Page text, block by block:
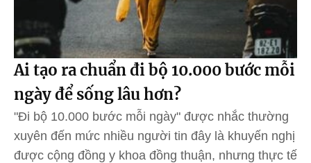
Ai tạo ra chuẩn đi bộ 10.000 bước mỗi
ngày để sống lâu hơn?
"Đi bộ 10.000 bước mỗi ngày" được nhắc thường
xuyên đến mức nhiều người tin đây là khuyến nghị
được cộng đồng y khoa đồng thuận, nhưng thực tế